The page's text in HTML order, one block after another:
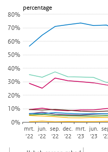
Lijn grafiek met 11 lijnen.
Bekijk als data tabel.
De grafiek heeft 1 X-as die
De grafiek heeft 1 Y-as die
percentage
0%
10%
20%
30%
40%
50%
60%
70%
80%
mrt.
’22
jun.
‘22
sep.
'22
dec.
'22
mrt.
'23
jun.
'23